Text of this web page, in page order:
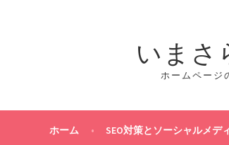
いまさ
ホームページ
ホーム SEO対策とソーシャルメデ